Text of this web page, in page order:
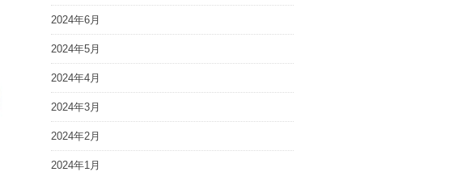
2024年6月
2024年5月
2024年4月
2024年3月
2024年2月
2024年1月